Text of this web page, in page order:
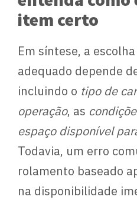
item certo
Em síntese, a
adequado depende
incluindo o tipo de
operação, as
espaço disponível
Todavia, um erro
rolamento baseado
na disponibilidade